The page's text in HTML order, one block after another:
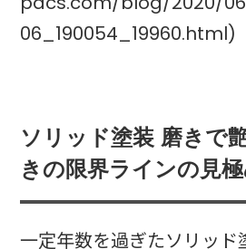
06_190054_19960.html)
ソリッド塗装 磨きで
きの限界ラインの見
一定年数を過ぎたソリッド